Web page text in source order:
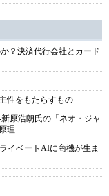
？決済代行会社とカード
性をもたらすもの
原浩朗氏の「ネオ・ジャ
理
イベートAIに商機が生ま